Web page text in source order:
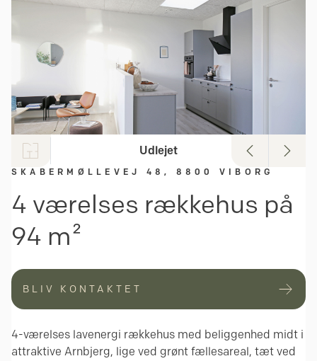
Udlejet
SKABERMØLLEVEJ 48, 8800 VIBORG
4 værelses rækkehus på
94 m²
BLIV KONTAKTET
4-værelses lavenergi rækkehus med beliggenhed midt i
attraktive Arnbjerg, lige ved grønt fællesareal, tæt ved